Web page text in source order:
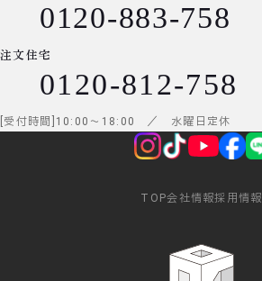
0120-883-758
注文住宅
0120-812-758
受付時間 10:00 ～ 18:00 ／ 水曜日定休
TOP会社情報採用情報